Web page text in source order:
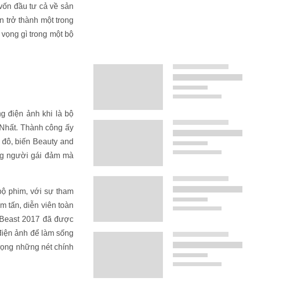
đầu tư cả về sản
trở thành một trong
gì trong một bộ
điện ảnh khi là bộ
Thành công ấy
biến Beauty and
người gái đảm mà
phim, với sự tham
tấn, diễn viên toàn
2017 đã được
ảnh để làm sống
những nét chính